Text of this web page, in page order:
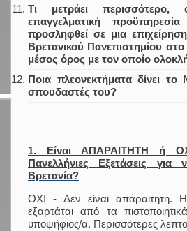
Τι μετράει περισσότερο,
επαγγελματική
προσληφθεί σε μια
Βρετανικού Πανεπιστημίου
μέσος όρος με τον οποίο
Ποια πλεονεκτήματα δίνει
σπουδαστές του?
1. Είναι ΑΠΑΡΑΙΤΗΤΗ ή
Πανελλήνιες Εξετάσεις
Βρετανία?
ΟΧΙ - Δεν είναι απαραίτητη.
εξαρτάται από τα
υποψήφιος/α. Περισσότερες